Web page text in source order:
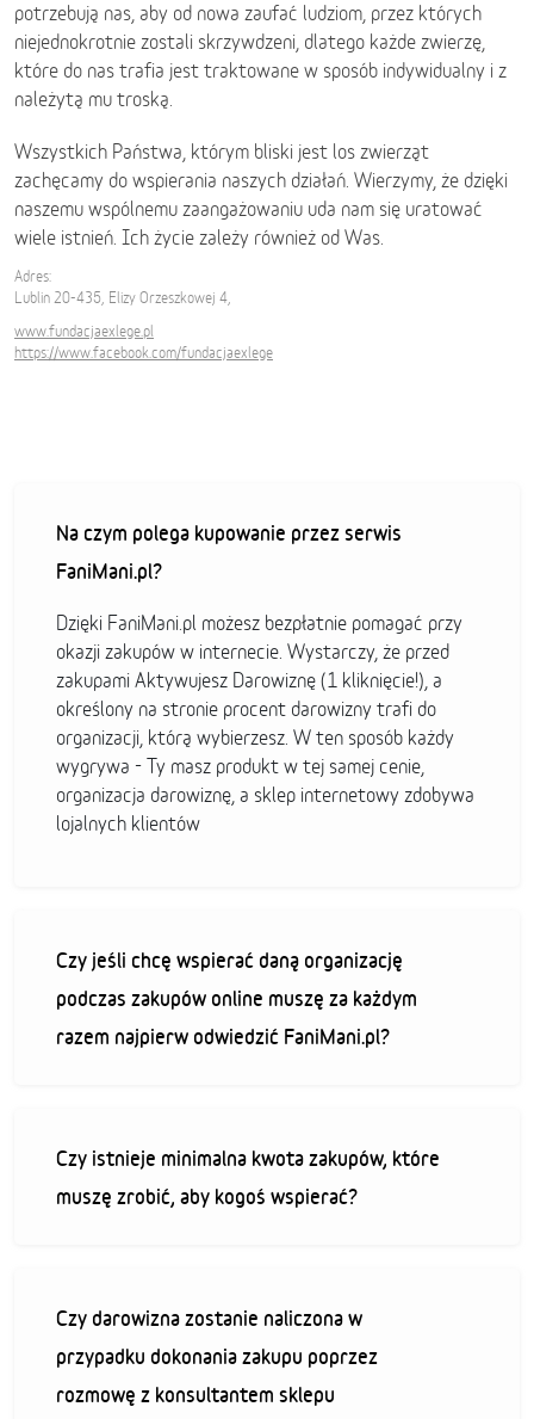
potrzebują nas, aby od nowa zaufać ludziom, przez których
niejednokrotnie zostali skrzywdzeni, dlatego każde zwierzę,
które do nas trafia jest traktowane w sposób indywidualny i z
należytą mu troską.
Wszystkich Państwa, którym bliski jest los zwierząt
zachęcamy do wspierania naszych działań. Wierzymy, że dzięki
naszemu wspólnemu zaangażowaniu uda nam się uratować
wiele istnień. Ich życie zależy również od Was.
Adres:
Lublin 20-435, Elizy Orzeszkowej 4,
www.fundacjaexlege.pl
https://www.facebook.com/fundacjaexlege
Na czym polega kupowanie przez serwis
FaniMani.pl?
Dzięki FaniMani.pl możesz bezpłatnie pomagać przy
okazji zakupów w internecie. Wystarczy, że przed
zakupami Aktywujesz Darowiznę (1 kliknięcie!), a
określony na stronie procent darowizny trafi do
organizacji, którą wybierzesz. W ten sposób każdy
wygrywa - Ty masz produkt w tej samej cenie,
organizacja darowiznę, a sklep internetowy zdobywa
lojalnych klientów
Czy jeśli chcę wspierać daną organizację
podczas zakupów online muszę za każdym
razem najpierw odwiedzić FaniMani.pl?
Czy istnieje minimalna kwota zakupów, które
muszę zrobić, aby kogoś wspierać?
Czy darowizna zostanie naliczona w
przypadku dokonania zakupu poprzez
rozmowę z konsultantem sklepu